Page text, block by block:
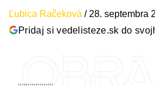
Ľubica Račeková / 28. septembra
Pridaj si vedelisteze.sk do